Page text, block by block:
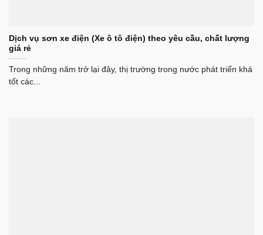
Dịch vụ sơn xe điện (Xe ô tô điện) theo yêu cầu, chất lượng
giá rẻ
Trong những năm trở lại đây, thị trường trong nước phát triển khá
tốt các...